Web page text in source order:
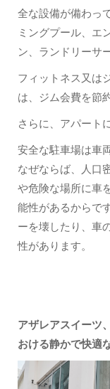
全な設備が備わっ
ミングプール、エ
ン、ランドリーサ
フィットネス又は
は、ジム会費を節
さらに、アパート
安全な駐車場は車
なぜならば、人口
や危険な場所に車
能性があるからで
ーを壊したり、車
性があります。
アザレアスイーツ
おける静かで快適